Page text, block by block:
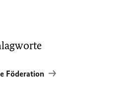
Föderation